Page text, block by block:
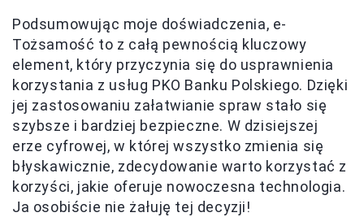
Podsumowując moje doświadczenia, e-
Tożsamość to z całą pewnością kluczowy
element, który przyczynia się do usprawnienia
korzystania z usług PKO Banku Polskiego. Dzięki
jej zastosowaniu załatwianie spraw stało się
szybsze i bardziej bezpieczne. W dzisiejszej
erze cyfrowej, w której wszystko zmienia się
błyskawicznie, zdecydowanie warto korzystać z
korzyści, jakie oferuje nowoczesna technologia.
Ja osobiście nie żałuję tej decyzji!